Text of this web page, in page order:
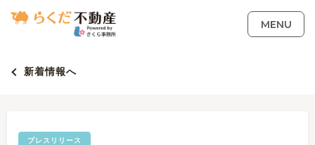
MENU
新着情報へ
プレスリリース